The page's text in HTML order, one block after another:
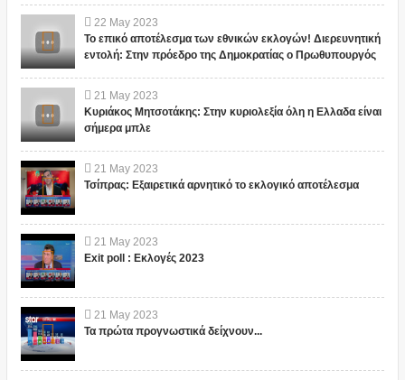
22 May 2023
Το επικό αποτέλεσμα των εθνικών εκλογών! Διερευνητική
εντολή: Στην πρόεδρο της Δημοκρατίας ο Πρωθυπουργός
21 May 2023
Κυριάκος Μητσοτάκης: Στην κυριολεξία όλη η Ελλαδα είναι
σήμερα μπλε
21 May 2023
Τσίπρας: Εξαιρετικά αρνητικό το εκλογικό αποτέλεσμα
21 May 2023
Exit poll : Εκλογές 2023
21 May 2023
Τα πρώτα προγνωστικά δείχνουν...